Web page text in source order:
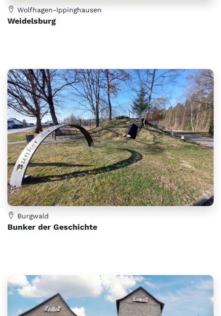
Wolfhagen-Ippinghausen
Weidelsburg
Burgwald
Bunker der Geschichte